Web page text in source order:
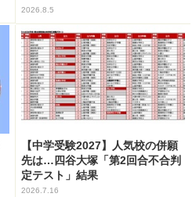
2026.8.5
【中学受験2027】人気校の併願
先は…四谷大塚「第2回合不合判
定テスト」結果
2026.7.16